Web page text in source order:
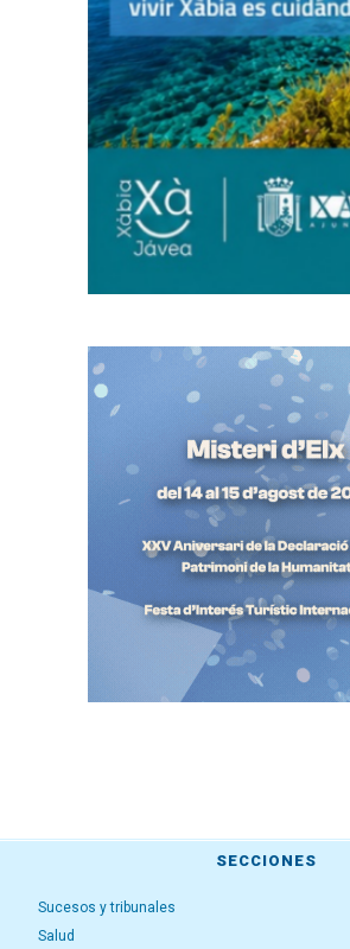
SECCIONES
Sucesos y tribunales
Salud